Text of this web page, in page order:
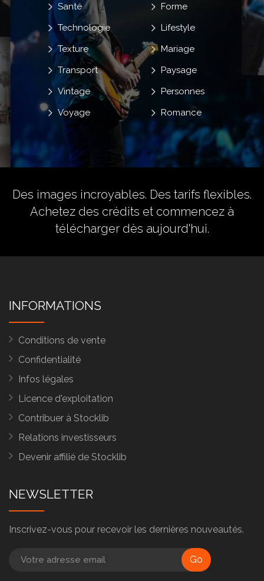
Forme
Lifestyle
Mariage
Paysage
Personnes
Romance
Santé
Technologie
Texture
Transport
Vintage
Voyage
Des images incroyables. Des tarifs flexibles.
Achetez des crédits et commencez à
télécharger dès aujourd'hui.
INFORMATIONS
Conditions de vente
Confidentialité
Infos légales
Licence d'exploitation
Contribuer à Stocklib
Relations investisseurs
Devenir affilié de Stocklib
NEWSLETTER
Inscrivez-vous pour recevoir les dernières nouveautés.
Go